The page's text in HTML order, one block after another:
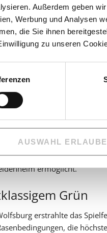
Außerdem geben
Werbung und Analysen
die Sie ihnen
zu unseren
AUSWAHL
Strapazierfähigkeit und
des 13. Max
für die
Voith-Arena. Innerhalb von
Scherfestigkeit und
ermöglicht.
Grün
erstrahlte das
die